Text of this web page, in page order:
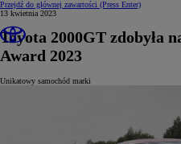
Przejdź do głównej zawartości (Press Enter)
13 kwietnia 2023
Toyota 2000GT zdobyła
Award 2023
Unikatowy samochód marki